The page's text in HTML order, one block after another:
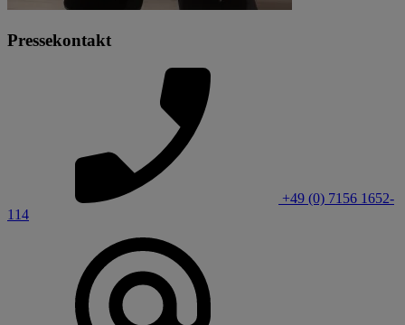
Pressekontakt
+49 (0) 7156 1652-
114